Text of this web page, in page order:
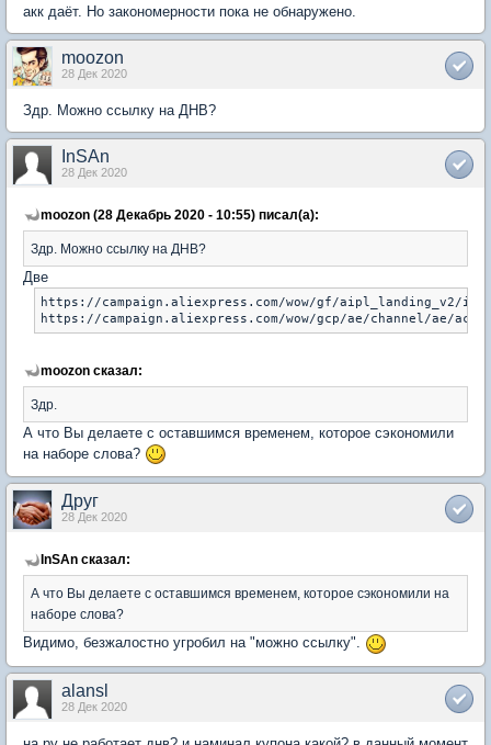
акк даёт. Но закономерности пока не обнаружено.
moozon
28 Дек 2020
Здр. Можно ссылку на ДНВ?
InSAn
28 Дек 2020
moozon (28 Декабрь 2020 - 10:55) писал(а):
Здр. Можно ссылку на ДНВ?
Две
https://campaign.aliexpress.com/wow/gf/aipl_landing_v2/
moozon сказал:
Здр.
А что Вы делаете с оставшимся временем, которое сэкономили
на наборе слова?
Друг
28 Дек 2020
InSAn сказал:
А что Вы делаете с оставшимся временем, которое сэкономили на
наборе слова?
Видимо, безжалостно угробил на "можно ссылку".
alansl
28 Дек 2020